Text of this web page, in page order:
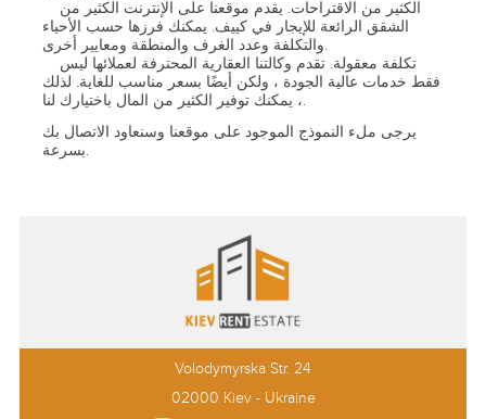
الشقق الرائعة للإيجار في كييف. يمكنك فرزها حسب الأحياء
والتكلفة وعدد الغرف والمنطقة ومعايير أخرى.
فقط خدمات عالية الجودة ، ولكن أيضًا بسعر مناسب للغاية. لذلك
، يمكنك توفير الكثير من المال باختيارك لنا.
يرجى ملء النموذج الموجود على موقعنا وسنعاود الاتصال بك
بسرعة.
Volodymyrska Str. 24
02000 Kiev - Ukraine